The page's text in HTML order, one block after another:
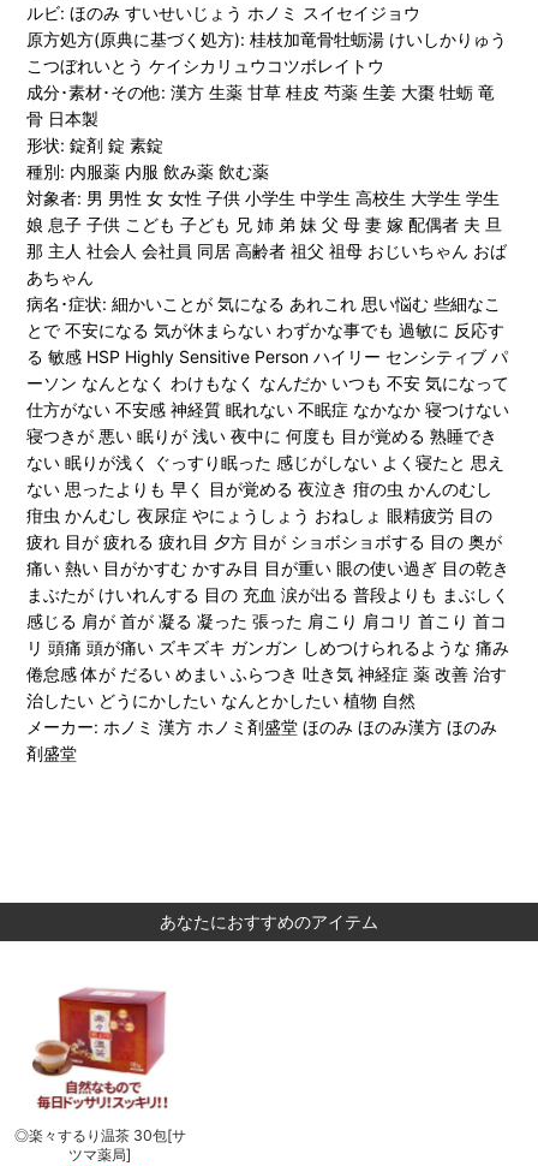
ルビ: ほのみ すいせいじょう ホノミ スイセイジョウ
原方処方(原典に基づく処方): 桂枝加竜骨牡蛎湯 けいしかりゅう
こつぼれいとう ケイシカリュウコツボレイトウ
成分･素材･その他: 漢方 生薬 甘草 桂皮 芍薬 生姜 大棗 牡蛎 竜
骨 日本製
形状: 錠剤 錠 素錠
種別: 内服薬 内服 飲み薬 飲む薬
対象者: 男 男性 女 女性 子供 小学生 中学生 高校生 大学生 学生
娘 息子 子供 こども 子ども 兄 姉 弟 妹 父 母 妻 嫁 配偶者 夫 旦
那 主人 社会人 会社員 同居 高齢者 祖父 祖母 おじいちゃん おば
あちゃん
病名･症状: 細かいことが 気になる あれこれ 思い悩む 些細なこ
とで 不安になる 気が休まらない わずかな事でも 過敏に 反応す
る 敏感 HSP Highly Sensitive Person ハイリー センシティブ パ
ーソン なんとなく わけもなく なんだか いつも 不安 気になって
仕方がない 不安感 神経質 眠れない 不眠症 なかなか 寝つけない
寝つきが 悪い 眠りが 浅い 夜中に 何度も 目が覚める 熟睡でき
ない 眠りが浅く ぐっすり眠った 感じがしない よく寝たと 思え
ない 思ったよりも 早く 目が覚める 夜泣き 疳の虫 かんのむし
疳虫 かんむし 夜尿症 やにょうしょう おねしょ 眼精疲労 目の
疲れ 目が 疲れる 疲れ目 夕方 目が ショボショボする 目の 奥が
痛い 熱い 目がかすむ かすみ目 目が重い 眼の使い過ぎ 目の乾き
まぶたが けいれんする 目の 充血 涙が出る 普段よりも まぶしく
感じる 肩が 首が 凝る 凝った 張った 肩こり 肩コリ 首こり 首コ
リ 頭痛 頭が痛い ズキズキ ガンガン しめつけられるような 痛み
倦怠感 体が だるい めまい ふらつき 吐き気 神経症 薬 改善 治す
治したい どうにかしたい なんとかしたい 植物 自然
メーカー: ホノミ 漢方 ホノミ剤盛堂 ほのみ ほのみ漢方 ほのみ
剤盛堂
あなたにおすすめのアイテム
◎楽々するり温茶 30包[サ
ツマ薬局]